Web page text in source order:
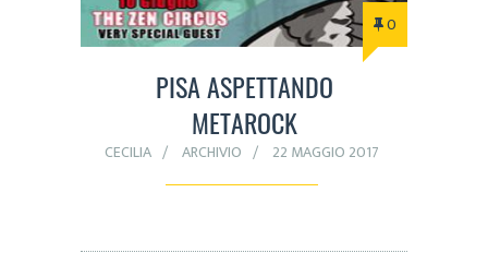
0
PISA ASPETTANDO
METAROCK
CECILIA ARCHIVIO 22 MAGGIO 2017